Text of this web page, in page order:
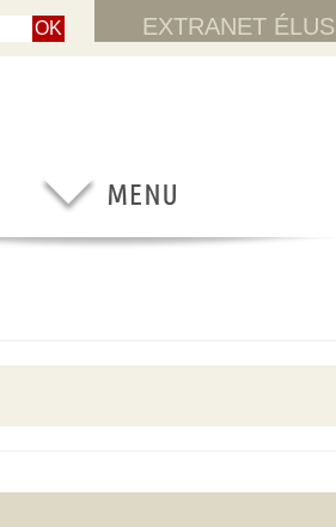
EXTRANET ÉLUS